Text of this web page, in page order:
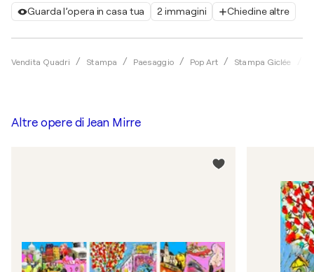
Guarda l’opera in casa tua 2 immagini Chiedine altre
Vendita Quadri Stampa Paesaggio Pop Art Stampa Giclée
Altre opere diJean Mirre